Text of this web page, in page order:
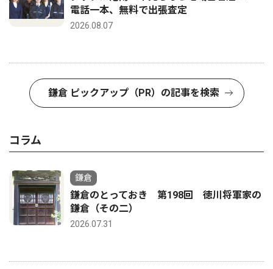
電話一本、無料で出張査定
2026.08.07
鎌倉 ピックアップ（PR）の記事を検索
コラム
鎌倉
鎌倉のとっておき 第198回 徳川将軍家の
鎌倉（その二）
2026.07.31